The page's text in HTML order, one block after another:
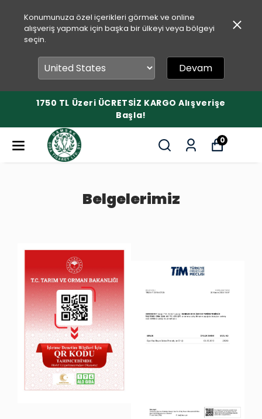
Konumunuza özel içerikleri görmek ve online
alışveriş yapmak için başka bir ülkeyi veya bölgeyi
seçin.
Devam
1750 TL Üzeri ÜCRETSİZ KARGO Alışverişe
Başla!
0
Belgelerimiz